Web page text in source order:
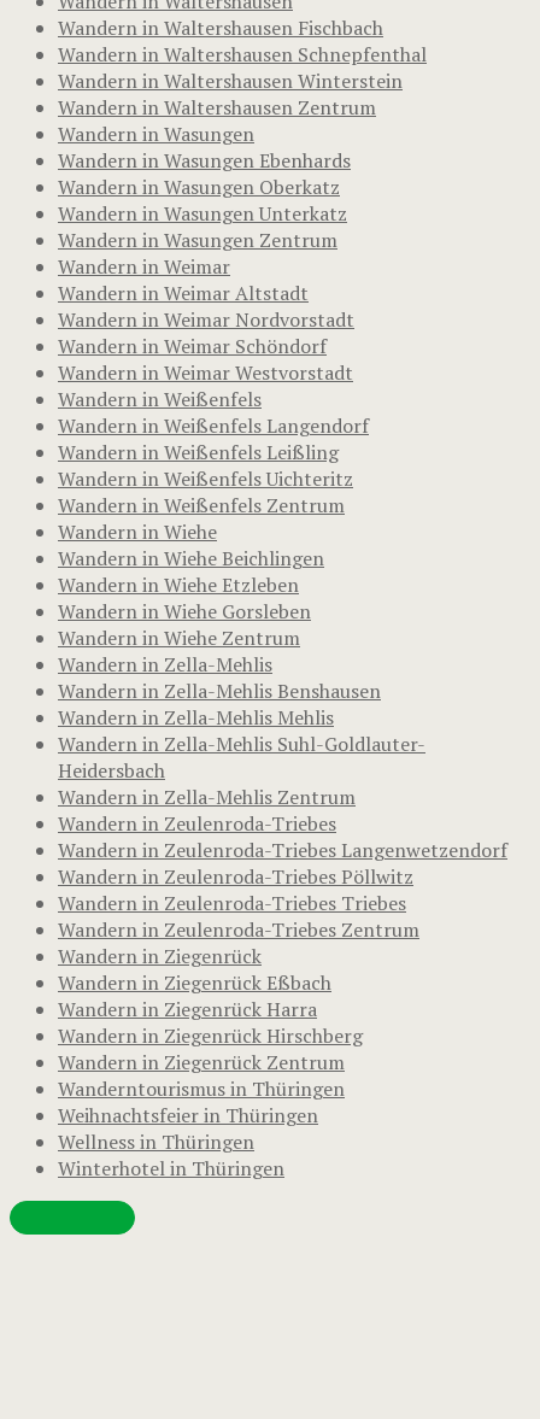
Wandern in Waltershausen Fischbach
Wandern in Waltershausen Schnepfenthal
Wandern in Waltershausen Winterstein
Wandern in Waltershausen Zentrum
Wandern in Wasungen
Wandern in Wasungen Ebenhards
Wandern in Wasungen Oberkatz
Wandern in Wasungen Unterkatz
Wandern in Wasungen Zentrum
Wandern in Weimar
Wandern in Weimar Altstadt
Wandern in Weimar Nordvorstadt
Wandern in Weimar Schöndorf
Wandern in Weimar Westvorstadt
Wandern in Weißenfels
Wandern in Weißenfels Langendorf
Wandern in Weißenfels Leißling
Wandern in Weißenfels Uichteritz
Wandern in Weißenfels Zentrum
Wandern in Wiehe
Wandern in Wiehe Beichlingen
Wandern in Wiehe Etzleben
Wandern in Wiehe Gorsleben
Wandern in Wiehe Zentrum
Wandern in Zella-Mehlis
Wandern in Zella-Mehlis Benshausen
Wandern in Zella-Mehlis Mehlis
Wandern in Zella-Mehlis Suhl-Goldlauter-
Heidersbach
Wandern in Zella-Mehlis Zentrum
Wandern in Zeulenroda-Triebes
Wandern in Zeulenroda-Triebes Langenwetzendorf
Wandern in Zeulenroda-Triebes Pöllwitz
Wandern in Zeulenroda-Triebes Triebes
Wandern in Zeulenroda-Triebes Zentrum
Wandern in Ziegenrück
Wandern in Ziegenrück Eßbach
Wandern in Ziegenrück Harra
Wandern in Ziegenrück Hirschberg
Wandern in Ziegenrück Zentrum
Wanderntourismus in Thüringen
Weihnachtsfeier in Thüringen
Wellness in Thüringen
Winterhotel in Thüringen